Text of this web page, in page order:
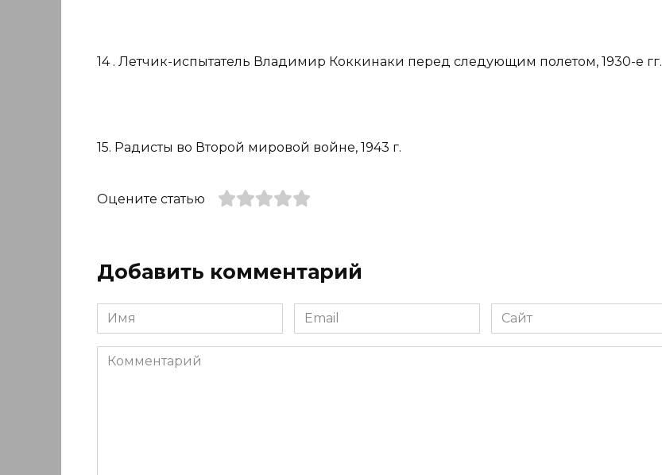
14 . Летчик-испытатель Владимир Коккинаки перед следующим полетом, 1930-е гг.
15. Радисты во Второй мировой войне, 1943 г.
Оцените статью
Добавить комментарий
Имя
*
Email
*
Сайт
Комментарий